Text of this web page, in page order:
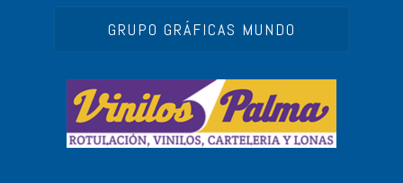
GRUPO GRÁFICAS MUNDO